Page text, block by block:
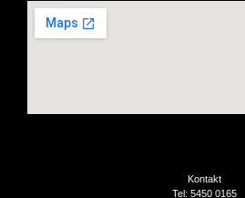
Kontakt
Tel: 5450 0165